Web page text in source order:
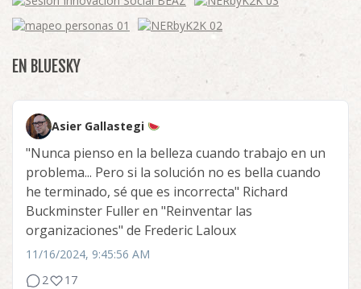
EN BLUESKY
Asier Gallastegi
"Nunca pienso en la belleza cuando trabajo en un
problema... Pero si la solución no es bella cuando
he terminado, sé que es incorrecta" Richard
Buckminster Fuller en "Reinventar las
organizaciones" de Frederic Laloux
11/16/2024, 9:45:56 AM
2
17